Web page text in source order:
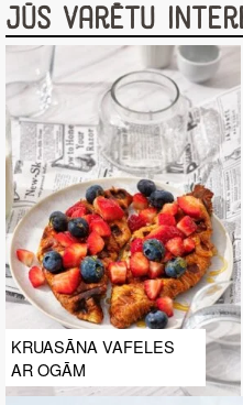
Jūs varētu
KRUASĀNA VAFELES
AR OGĀM